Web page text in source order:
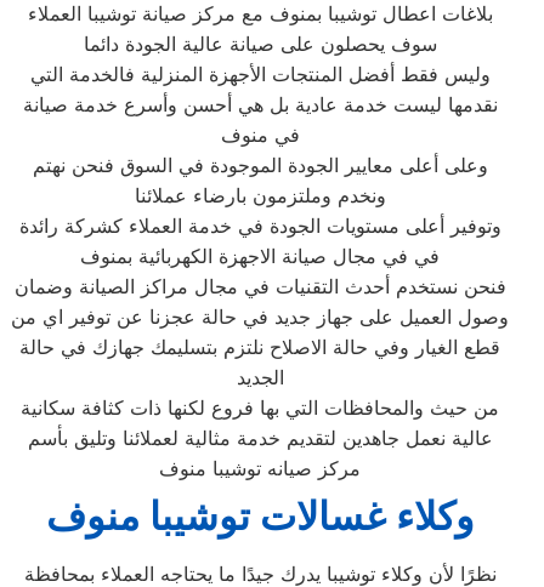
بلاغات اعطال توشيبا بمنوف مع مركز صيانة توشيبا العملاء
سوف يحصلون على صيانة عالية الجودة دائما
وليس فقط أفضل المنتجات الأجهزة المنزلية فالخدمة التي
نقدمها ليست خدمة عادية بل هي أحسن وأسرع خدمة صيانة
في منوف
وعلى أعلى معايير الجودة الموجودة في السوق فنحن نهتم
ونخدم وملتزمون بارضاء عملائنا
وتوفير أعلى مستويات الجودة في خدمة العملاء كشركة رائدة
في في مجال صيانة الاجهزة الكهربائية بمنوف
فنحن نستخدم أحدث التقنيات في مجال مراكز الصيانة وضمان
وصول العميل على جهاز جديد في حالة عجزنا عن توفير اي من
قطع الغيار وفي حالة الاصلاح نلتزم بتسليمك جهازك في حالة
الجديد
من حيث والمحافظات التي بها فروع لكنها ذات كثافة سكانية
عالية نعمل جاهدين لتقديم خدمة مثالية لعملائنا وتليق بأسم
مركز صيانه توشيبا منوف
وكلاء غسالات توشيبا منوف
نظرًا لأن وكلاء توشيبا يدرك جيدًا ما يحتاجه العملاء بمحافظة